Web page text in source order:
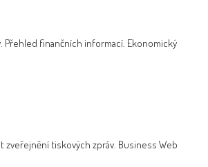
Přehled finančních informací. Ekonomický
zveřejnění tiskových zpráv. Business Web